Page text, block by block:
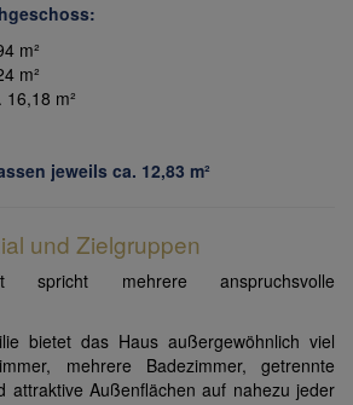
m²
m²
m²
jeweils ca. 12,83 m²
und Zielgruppen
spricht mehrere anspruchsvolle
bietet das Haus außergewöhnlich viel
mehrere Badezimmer, getrennte
attraktive Außenflächen auf nahezu jeder